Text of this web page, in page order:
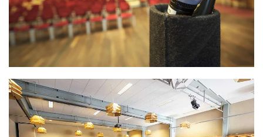
träningskonvent, konserter och teater.
LÄS MER >>